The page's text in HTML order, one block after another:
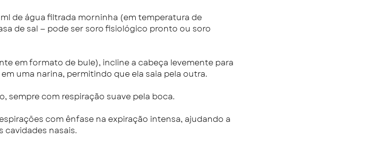
de água filtrada morninha (em temperatura de
de sal — pode ser soro fisiológico pronto ou soro
em formato de bule), incline a cabeça levemente para
uma narina, permitindo que ela saia pela outra.
sempre com respiração suave pela boca.
com ênfase na expiração intensa, ajudando a
cavidades nasais.